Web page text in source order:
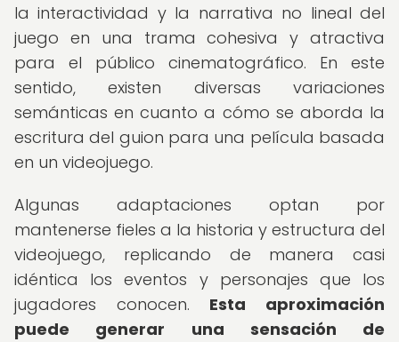
la interactividad y la narrativa no lineal del
juego en una trama cohesiva y atractiva
para el público cinematográfico. En este
sentido, existen diversas variaciones
semánticas en cuanto a cómo se aborda la
escritura del guion para una película basada
en un videojuego.
Algunas adaptaciones optan por
mantenerse fieles a la historia y estructura del
videojuego, replicando de manera casi
idéntica los eventos y personajes que los
jugadores conocen. Esta aproximación
puede generar una sensación de